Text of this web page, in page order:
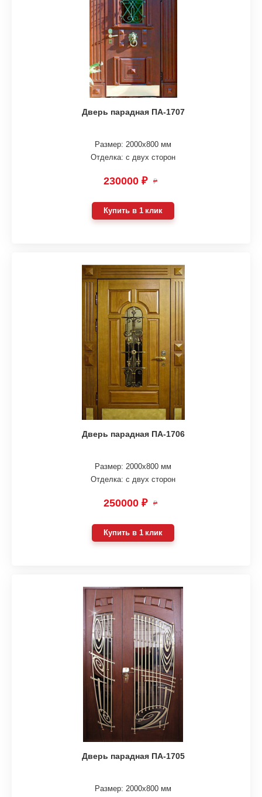
Дверь парадная ПА-1707
Размер: 2000х800 мм
Отделка: с двух сторон
230000 ₽ ₽
Купить в 1 клик
Дверь парадная ПА-1706
Размер: 2000х800 мм
Отделка: с двух сторон
250000 ₽ ₽
Купить в 1 клик
Дверь парадная ПА-1705
Размер: 2000х800 мм